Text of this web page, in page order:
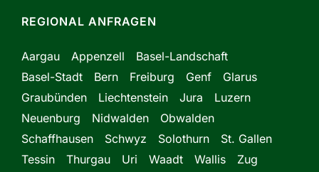
REGIONAL ANFRAGEN
Aargau Appenzell
Basel-Landschaft
Basel-Stadt
Bern Freiburg Genf
Glarus
Graubünden
Liechtenstein Jura
Luzern
Neuenburg
Nidwalden
Obwalden
Schaffhausen
Schwyz Solothurn
St. Gallen
Tessin
Thurgau Uri Waadt Wallis Zug